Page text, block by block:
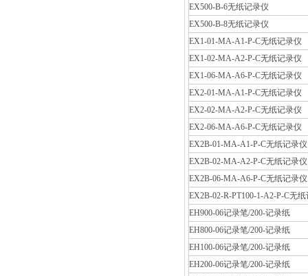
EX500-B-6无纸记录仪
EX500-B-8无纸记录仪
EX1-01-MA-A1-P-C无纸记录仪
EX1-02-MA-A2-P-C无纸记录仪
EX1-06-MA-A6-P-C无纸记录仪
EX2-01-MA-A1-P-C无纸记录仪
EX2-02-MA-A2-P-C无纸记录仪
EX2-06-MA-A6-P-C无纸记录仪
EX2B-01-MA-A1-P-C无纸记录仪
EX2B-02-MA-A2-P-C无纸记录仪
EX2B-06-MA-A6-P-C无纸记录仪
EX2B-02-R-PT100-1-A2-P-C无
EH900-06记录笔/200-记录纸
EH800-06记录笔/200-记录纸
EH100-06记录笔/200-记录纸
EH200-06记录笔/200-记录纸